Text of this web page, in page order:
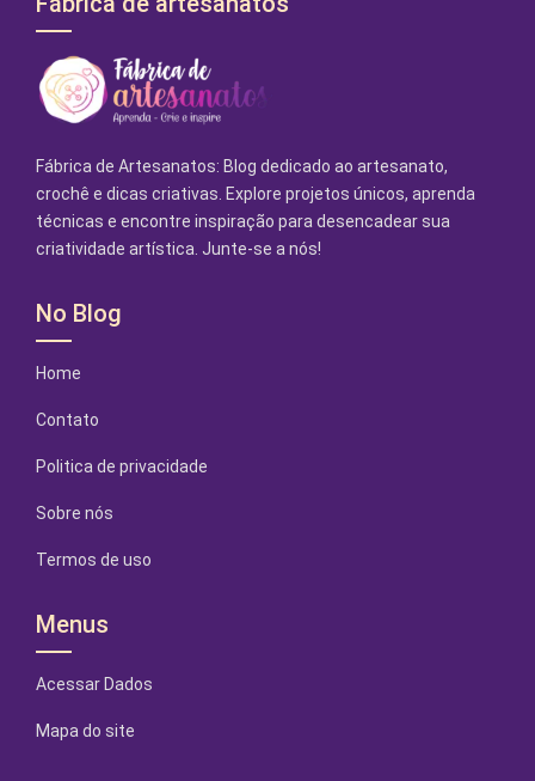
Fábrica de Artesanatos: Blog dedicado ao artesanato,
crochê e dicas criativas. Explore projetos únicos, aprenda
técnicas e encontre inspiração para desencadear sua
criatividade artística. Junte-se a nós!
No Blog
Home
Contato
Politica de privacidade
Sobre nós
Termos de uso
Menus
Acessar Dados
Mapa do site